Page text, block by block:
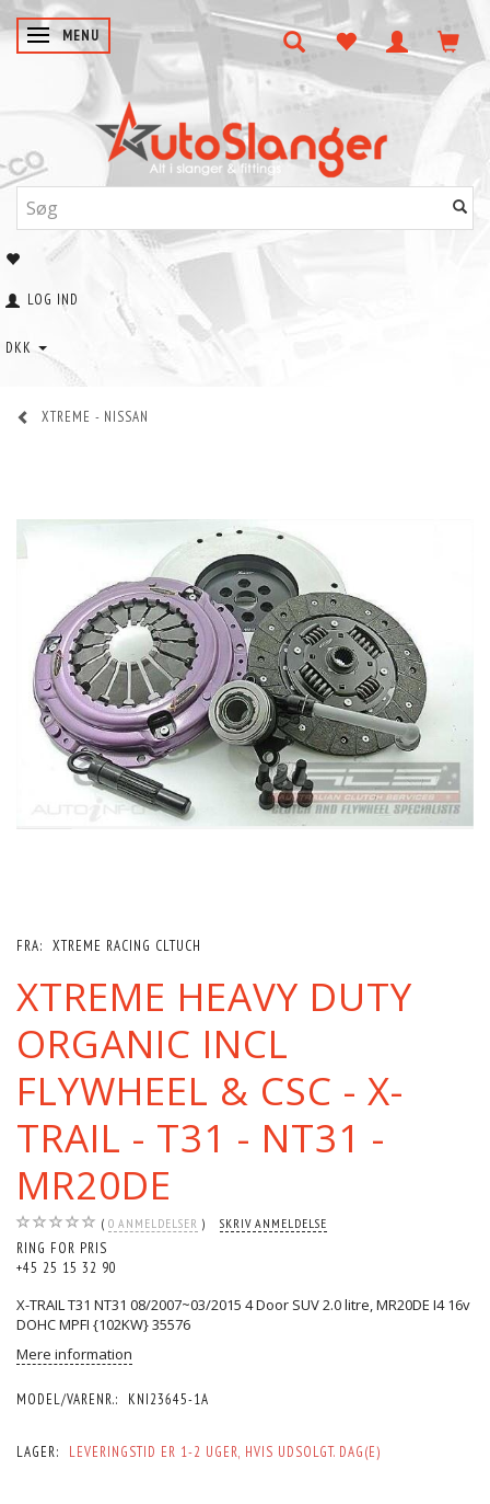
SKIFTE NAVIGATION
MENU
LOG IND
DKK
XTREME - NISSAN
FRA: XTREME RACING CLTUCH
XTREME HEAVY DUTY
ORGANIC INCL
FLYWHEEL & CSC - X-
TRAIL - T31 - NT31 -
MR20DE
0 ANMELDELSER SKRIV ANMELDELSE
RING FOR PRIS
+45 25 15 32 90
X-TRAIL T31 NT31 08/2007~03/2015 4 Door SUV 2.0 litre, MR20DE I4 16v
DOHC MPFI {102KW} 35576
Mere information
MODEL/VARENR.: KNI23645-1A
LAGER: LEVERINGSTID ER 1-2 UGER, HVIS UDSOLGT. DAG(E)